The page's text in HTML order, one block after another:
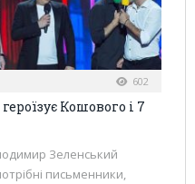
602
Кошового і 7
Зеленський
письменники,